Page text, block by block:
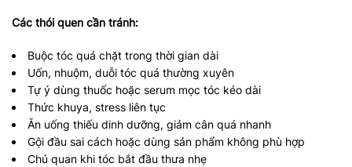
Các thói quen cần tránh:
Buộc tóc quá chặt trong thời gian dài
Uốn, nhuộm, duỗi tóc quá thường xuyên
Tự ý dùng thuốc hoặc serum mọc tóc kéo dài
Thức khuya, stress liên tục
Ăn uống thiếu dinh dưỡng, giảm cân quá nhanh
Gội đầu sai cách hoặc dùng sản phẩm không phù hợp
Chủ quan khi tóc bắt đầu thưa nhẹ